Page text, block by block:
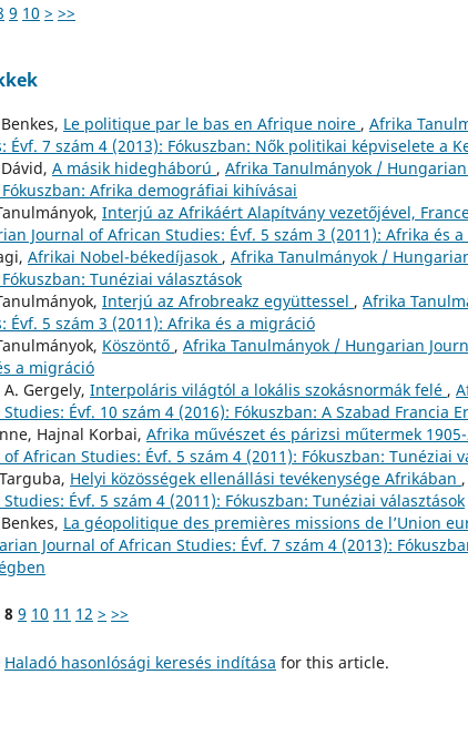
9 10 > >>
Le politique par le bas en Afrique noire , Afrika
Évf. 7 szám 4 (2013): Fókuszban: Nők politikai képviselete a
A másik hidegháború , Afrika Tanulmányok /
Fókuszban: Afrika demográfiai kihívásai
Interjú az Afrikáért Alapítvány vezetőjével,
Journal of African Studies: Évf. 5 szám 3 (2011): Afrika és
Afrikai Nobel-békedíjasok , Afrika Tanulmányok /
Tunéziai választások
Interjú az Afrobreakz együttessel , Afrika
Évf. 5 szám 3 (2011): Afrika és a migráció
Köszöntő , Afrika Tanulmányok / Hungarian
a migráció
Gergely, Interpoláris világtól a lokális szokásnormák felé ,
Évf. 10 szám 4 (2016): Fókuszban: A Szabad Francia
Hajnal Korbai, Afrika művészet és párizsi műtermek
of African Studies: Évf. 5 szám 4 (2011): Fókuszban: Tunéziai
Helyi közösségek ellenállási tevékenysége Afrikában ,
Évf. 5 szám 4 (2011): Fókuszban: Tunéziai választások
La géopolitique des premières missions de l’Union
Journal of African Studies: Évf. 7 szám 4 (2013):
8 9 10 11 12 > >>
Haladó hasonlósági keresés indítása for this article.